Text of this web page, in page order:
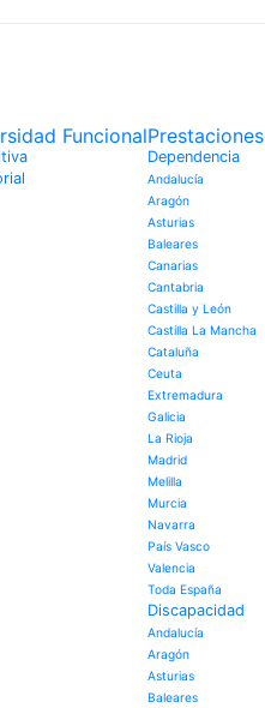
FuncionalPrestaciones
Dependencia
Andalucía
Aragón
Asturias
Baleares
Canarias
Cantabria
Castilla y León
Castilla La Mancha
Cataluña
Ceuta
Extremadura
Galicia
La Rioja
Madrid
Melilla
Murcia
Navarra
País Vasco
Valencia
Toda España
Discapacidad
Andalucía
Aragón
Asturias
Baleares